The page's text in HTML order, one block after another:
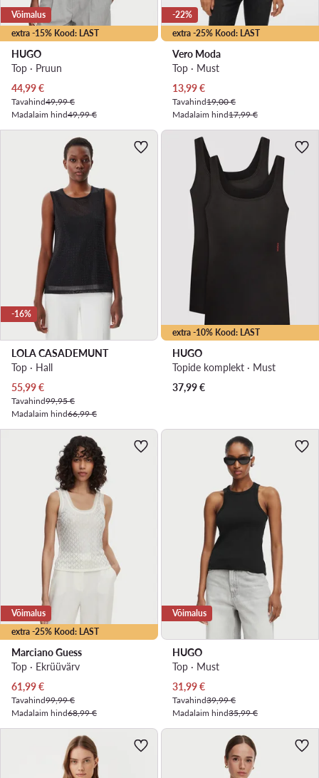
extra -15% Kood: LAST
Võimalus
HUGO
Top · Pruun
Praegune hind
44,99€
Tavahind49,99 €
Madalaim hind49,99 €
extra -25% Kood: LAST
-22%
Vero Moda
Top · Must
Praegune hind
13,99€
Tavahind19,00 €
Madalaim hind17,99 €
-16%
LOLA CASADEMUNT
Top · Hall
Praegune hind
55,99€
Tavahind99,95 €
Madalaim hind66,99 €
extra -10% Kood: LAST
HUGO
Topide komplekt · Must
37,99€
extra -25% Kood: LAST
Võimalus
Marciano Guess
Top · Ekrüüvärv
Praegune hind
61,99€
Tavahind99,99 €
Madalaim hind68,99 €
Võimalus
HUGO
Top · Must
Praegune hind
31,99€
Tavahind39,99 €
Madalaim hind35,99 €